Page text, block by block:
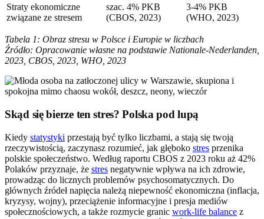
Straty ekonomiczne
związane ze stresem
szac. 4% PKB
(CBOS, 2023)
3-4% PKB
(WHO, 2023)
Tabela 1: Obraz stresu w Polsce i Europie w liczbach
Źródło: Opracowanie własne na podstawie Nationale-Nederlanden,
2023, CBOS, 2023, WHO, 2023
Skąd się bierze ten stres? Polska pod lupą
Kiedy statystyki przestają być tylko liczbami, a stają się twoją
rzeczywistością, zaczynasz rozumieć, jak głęboko stres przenika
polskie społeczeństwo. Według raportu CBOS z 2023 roku aż 42%
Polaków przyznaje, że stres negatywnie wpływa na ich zdrowie,
prowadząc do licznych problemów psychosomatycznych. Do
głównych źródeł napięcia należą niepewność ekonomiczna (inflacja,
kryzysy, wojny), przeciążenie informacyjne i presja mediów
społecznościowych, a także rozmycie granic work-life balance z